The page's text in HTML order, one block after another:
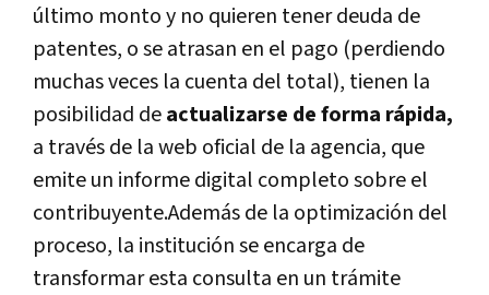
último monto y no quieren tener deuda de
patentes, o se atrasan en el pago (perdiendo
muchas veces la cuenta del total), tienen la
posibilidad deactualizarse de forma rápida,
a través de la web oficial de la agencia, que
emite un informe digital completo sobre el
contribuyente.Además de la optimización del
proceso, la institución se encarga de
transformar esta consulta en un trámite